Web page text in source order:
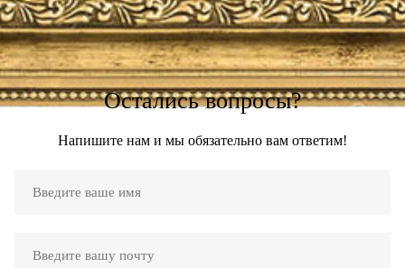
Остались вопросы?
Напишите нам и мы обязательно вам ответим!